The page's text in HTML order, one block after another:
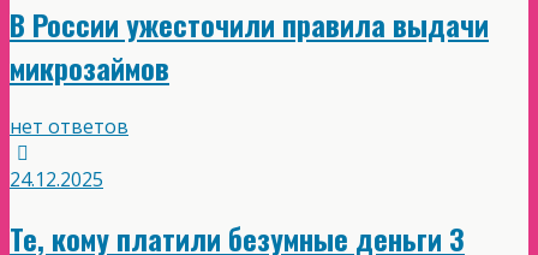
В России ужесточили правила выдачи
микрозаймов
нет ответов
24.12.2025
Те, кому платили безумные деньги 3